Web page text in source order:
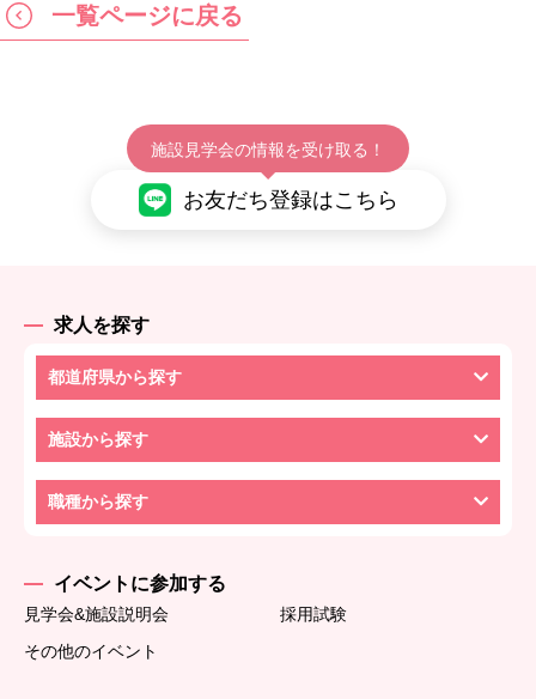
一覧ページに戻る
施設見学会の情報を受け取る！
お友だち登録はこちら
求人を探す
都道府県から探す
施設から探す
職種から探す
イベントに参加する
見学会&施設説明会
採用試験
その他のイベント